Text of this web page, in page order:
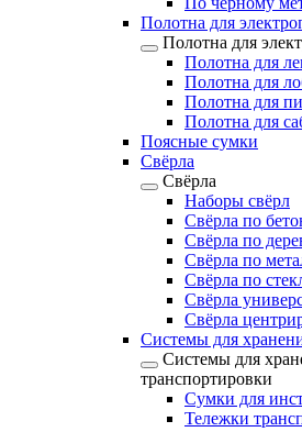
Полотна для
Полотна для
Полотна для
Полотна для
Полотна для
Полотна для
Поясные сумки
Свёрла
Свёрла
Наборы свёрл
Свёрла по
Свёрла по
Свёрла по
Свёрла по
Свёрла
Свёрла
Системы для
Системы для
транспортировки
Сумки для
Тележки